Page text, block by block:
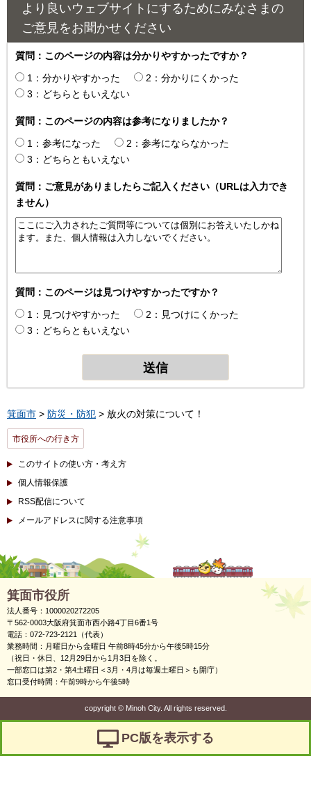
より良いウェブサイトにするためにみなさまの
ご意見をお聞かせください
質問：このページの内容は分かりやすかったですか？
1：分かりやすかった
2：分かりにくかった
3：どちらともいえない
質問：このページの内容は参考になりましたか？
1：参考になった
2：参考にならなかった
3：どちらともいえない
質問：ご意見がありましたらご記入ください（URLは入力でき
ません）
質問：このページは見つけやすかったですか？
1：見つけやすかった
2：見つけにくかった
3：どちらともいえない
箕面市 > 防災・防犯 > 放火の対策について！
市役所への行き方
このサイトの使い方・考え方
個人情報保護
RSS配信について
メールアドレスに関する注意事項
箕面市役所
法人番号：1000020272205
〒562-0003大阪府箕面市西小路4丁目6番1号
電話：072-723-2121（代表）
業務時間：月曜日から金曜日 午前8時45分から午後5時15分
（祝日・休日、12月29日から1月3日を除く。
一部窓口は第2・第4土曜日＜3月・4月は毎週土曜日＞も開庁）
窓口受付時間：午前9時から午後5時
copyright ©Minoh City. All rights reserved.
PC版を表示する